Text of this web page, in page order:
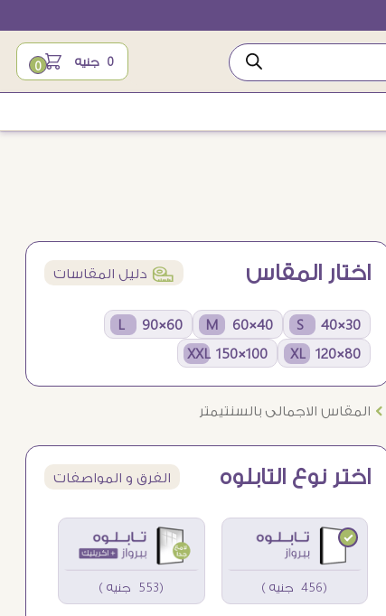
0 جنيه 0
اختار المقاس í دليل المقاسات
30×40 S
40×60 M
60×90 L
80×120 XL
100×150 XXL
Ö المقاس الاجمالى بالسنتيمتر
اختر نوع التابلوه الفرق و المواصفات
(456 جنيه ) (553 جنيه )